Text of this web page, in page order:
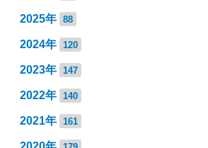
2025年 88
2024年 120
2023年 147
2022年 140
2021年 161